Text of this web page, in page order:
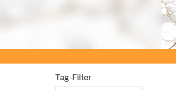
Tag-Filter